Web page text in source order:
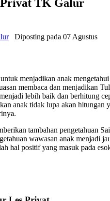
Privat TK Galur
Diposting pada 07 Agustus
menjadikan anak mengetahui
membaca dan menjadikan
lebih baik dan berhitung
anak tidak lupa akan hitungan
tambahan pengetahuan
wawasan anak menjadi
hal positif yang masuk pada